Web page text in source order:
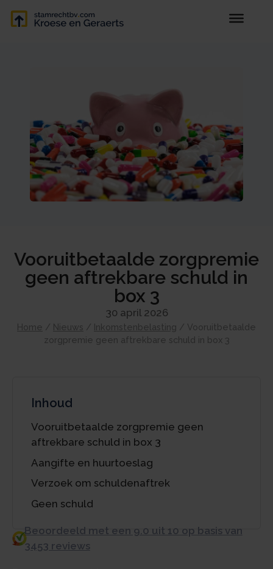
Vooruitbetaalde zorgpremie
geen aftrekbare schuld in
box 3
30 april 2026
Home / Nieuws / Inkomstenbelasting / Vooruitbetaalde
zorgpremie geen aftrekbare schuld in box 3
Inhoud
Vooruitbetaalde zorgpremie geen
aftrekbare schuld in box 3
Aangifte en huurtoeslag
Verzoek om schuldenaftrek
Geen schuld
Beoordeeld met een 9.0 uit 10 op basis van
3453 reviews